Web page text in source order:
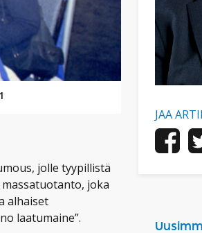
jolle tyypillistä
joka
alhaiset
laatumaine”.
JAA